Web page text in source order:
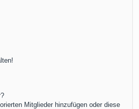
Mitglieder hinzufügen oder diese